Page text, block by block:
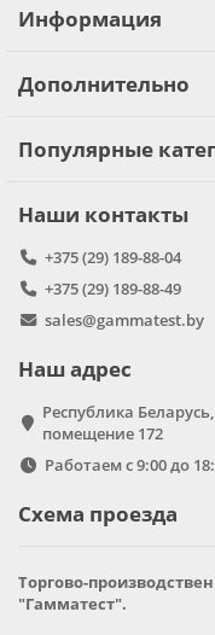
Информация
Дополнительно
Популярные
Наши контакты
+375 (29) 189-88-04
+375 (29) 189-88-49
sales@gammatest.by
Наш адрес
Республика
помещение 172
Работаем с 9:00 до
Схема проезда
Торгово-
"Гамматест".